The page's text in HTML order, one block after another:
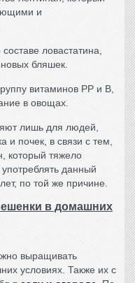
и
ловастатина,
бляшек.
витаминов РР и В,
в овощах.
лишь для людей,
почек, в связи с тем,
который тяжело
данный
по той же причине.
в домашних
выращивать
условиях. Также их с